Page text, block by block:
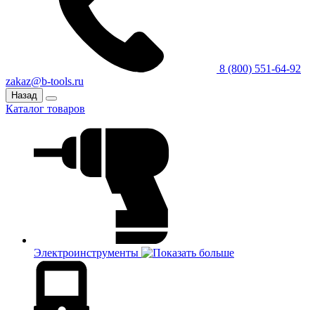
8 (800) 551-64-92
zakaz@b-tools.ru
Назад
Каталог товаров
Электроинструменты